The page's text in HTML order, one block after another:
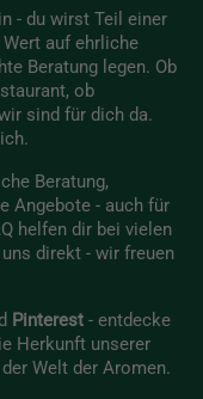
- du wirst Teil einer
auf ehrliche
Beratung legen. Ob
ob
sind für dich da.
Beratung,
Angebote - auch für
helfen dir bei vielen
direkt - wir freuen
Pinterest - entdecke
Herkunft unserer
Welt der Aromen.